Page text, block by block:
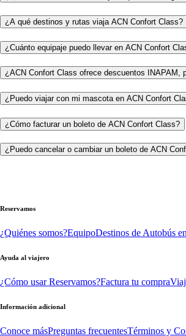
¿A qué destinos y rutas viaja ACN Confort Class?
¿Cuánto equipaje puedo llevar en ACN Confort
¿ACN Confort Class ofrece descuentos INAPAM,
¿Puedo viajar con mi mascota en ACN Confort
¿Cómo facturar un boleto de ACN Confort Class?
¿Puedo cancelar o cambiar un boleto de ACN
Reservamos
¿Quiénes somos?EquipoDestinos de Autobús
Ayuda al viajero
¿Cómo usar Reservamos?Factura tu compra
Información adicional
Conoce másPreguntas frecuentesTérminos y